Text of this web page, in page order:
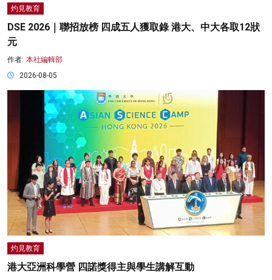
灼見教育
DSE 2026｜聯招放榜 四成五人獲取錄 港大、中大各取12狀
元
作者: 本社編輯部
2026-08-05
灼見教育
港大亞洲科學營 四諾獎得主與學生講解互動